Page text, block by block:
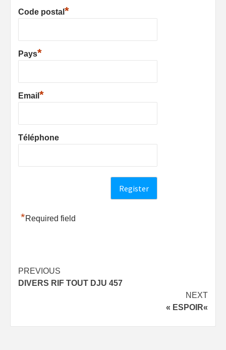
Code postal *
Pays*
Email *
Téléphone
*Required field
Post
navigation
PREVIOUS
DIVERS RIF TOUT DJU 457
NEXT
« ESPOIR«